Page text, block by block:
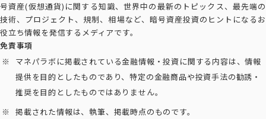
号資産(仮想通貨)に関する知識、世界中の最新のトピックス、最先端の
技術、プロジェクト、規制、相場など、暗号資産投資のヒントになるお
役立ち情報を発信するメディアです。
免責事項
マネパラボに掲載されている金融情報・投資に関する内容は、情報
提供を目的としたものであり、特定の金融商品や投資手法の勧誘・
推奨を目的としたものではありません。
掲載された情報は、執筆、掲載時点のものです。